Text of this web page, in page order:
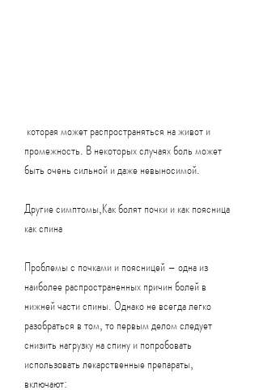
промежность. В некоторых случаях боль может
быть очень сильной и даже невыносимой.
Другие симптомы,Как болят почки и как поясница
как спина
Проблемы с почками и поясницей – одна из
наиболее распространенных причин болей в
нижней части спины. Однако не всегда легко
разобраться в том, то первым делом следует
снизить нагрузку на спину и попробовать
использовать лекарственные препараты,
включают: